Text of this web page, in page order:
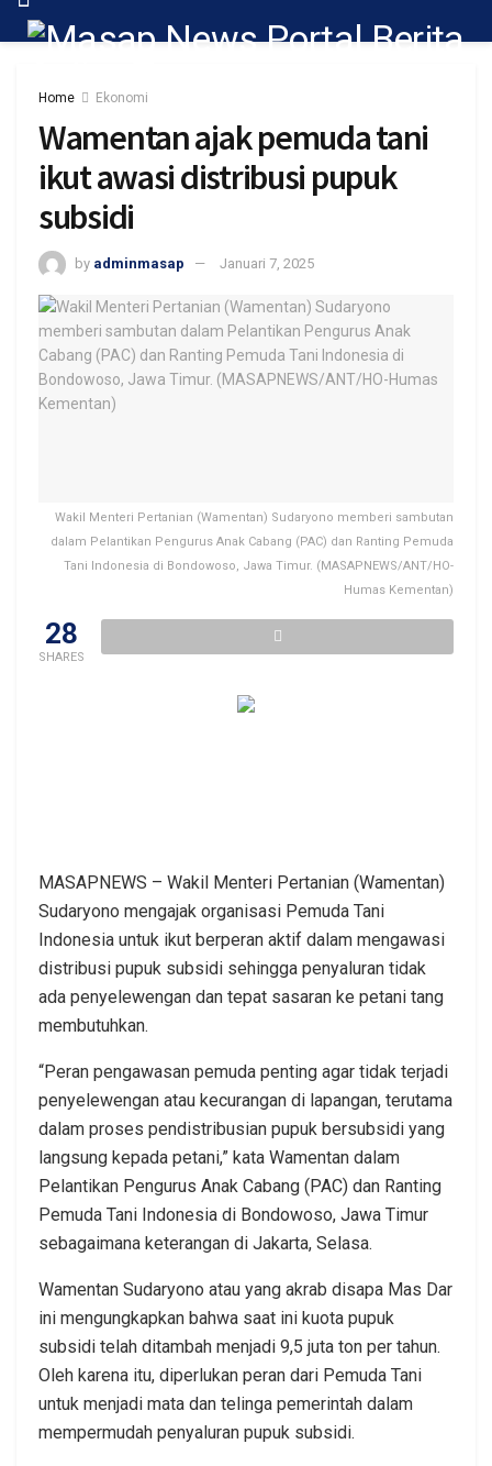
Home Ekonomi
Wamentan ajak pemuda tani
ikut awasi distribusi pupuk
subsidi
by adminmasap Januari 7, 2025
Wakil Menteri Pertanian (Wamentan) Sudaryono memberi sambutan
dalam Pelantikan Pengurus Anak Cabang (PAC) dan Ranting Pemuda
Tani Indonesia di Bondowoso, Jawa Timur. (MASAPNEWS/ANT/HO-
Humas Kementan)
28
SHARES
MASAPNEWS – Wakil Menteri Pertanian (Wamentan)
Sudaryono mengajak organisasi Pemuda Tani
Indonesia untuk ikut berperan aktif dalam mengawasi
distribusi pupuk subsidi sehingga penyaluran tidak
ada penyelewengan dan tepat sasaran ke petani tang
membutuhkan.
“Peran pengawasan pemuda penting agar tidak terjadi
penyelewengan atau kecurangan di lapangan, terutama
dalam proses pendistribusian pupuk bersubsidi yang
langsung kepada petani,” kata Wamentan dalam
Pelantikan Pengurus Anak Cabang (PAC) dan Ranting
Pemuda Tani Indonesia di Bondowoso, Jawa Timur
sebagaimana keterangan di Jakarta, Selasa.
Wamentan Sudaryono atau yang akrab disapa Mas Dar
ini mengungkapkan bahwa saat ini kuota pupuk
subsidi telah ditambah menjadi 9,5 juta ton per tahun.
Oleh karena itu, diperlukan peran dari Pemuda Tani
untuk menjadi mata dan telinga pemerintah dalam
mempermudah penyaluran pupuk subsidi.